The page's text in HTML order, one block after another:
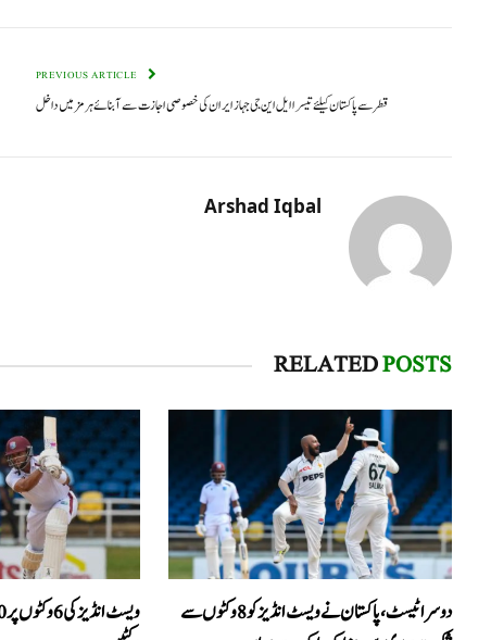
قطر سے پاکستان کیلئے تیسرا ایل این جی جہاز ایران کی خصوصی اجازت سے آبنائے ہرمز میں داخل
Arshad Iqbal
RELATEDPOSTS
دوسرا ٹیسٹ، پاکستان نے ویسٹ انڈیز کو 8 وکٹوں سے